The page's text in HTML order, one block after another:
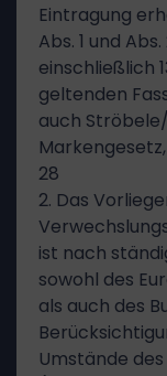
Eintragung
Abs. 1 und
einschließlich
geltenden
auch
Markengesetz,
28
2. Das
ist nach
sowohl des
als auch des
Umstände